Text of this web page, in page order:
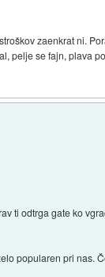
zaenkrat ni.
pelje se fajn, plava
ti odtrga gate ko
popularen pri nas.